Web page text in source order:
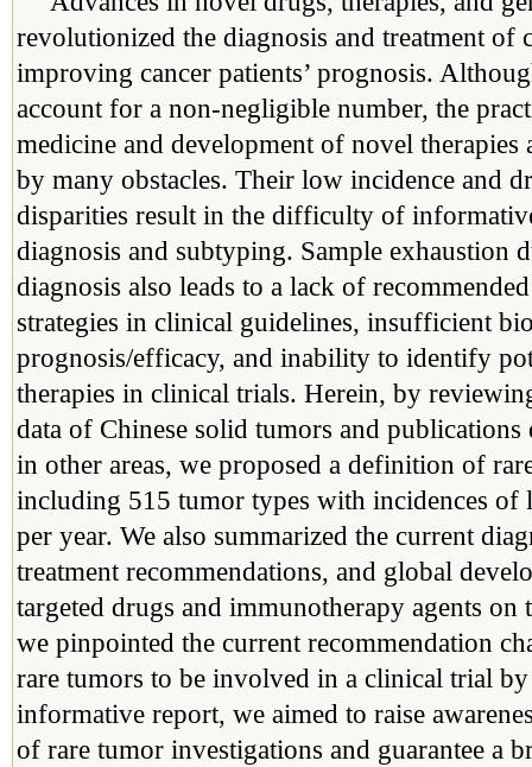
revolutionized the diagnosis and treatment of
improving cancer patients’ prognosis.
account for a non-negligible number, the
medicine and development of novel therapies
by many obstacles. Their low incidence and
disparities result in the difficulty of
diagnosis and subtyping. Sample exhaustion
diagnosis also leads to a lack of
strategies in clinical guidelines, insufficient
prognosis/efficacy, and inability to identify
therapies in clinical trials. Herein, by
data of Chinese solid tumors and
in other areas, we proposed a definition of
including 515 tumor types with incidences of
per year. We also summarized the current
treatment recommendations, and global
targeted drugs and immunotherapy agents on
we pinpointed the current recommendation
rare tumors to be involved in a clinical trial
informative report, we aimed to raise
of rare tumor investigations and guarantee a